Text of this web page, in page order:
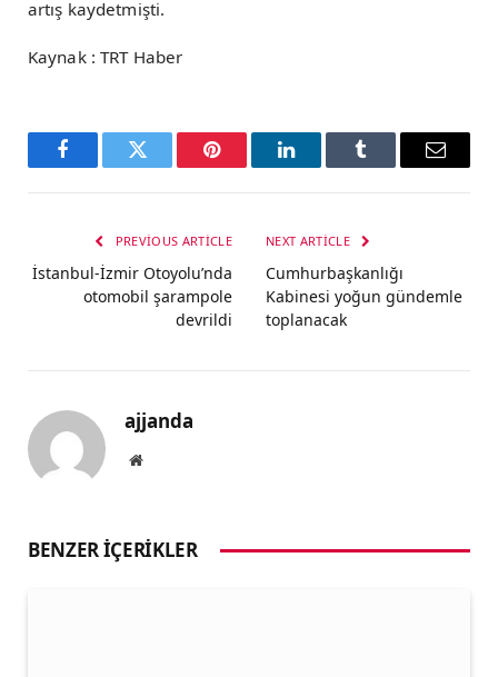
artış kaydetmişti.
Kaynak : TRT Haber
FacebookTwitter Pinterest LinkedInTumblr Email
PREVIOUS ARTICLE
İstanbul-İzmir Otoyolu’nda
otomobil şarampole
devrildi
NEXT ARTICLE
Cumhurbaşkanlığı
Kabinesi yoğun gündemle
toplanacak
ajjanda
Website
BENZER İÇERIKLER